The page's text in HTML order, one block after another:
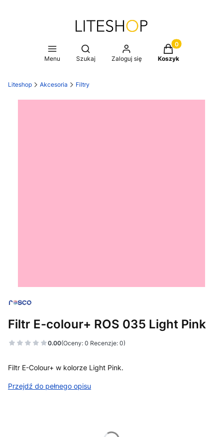
Menu
Otwórz wyszukiwarkę
Szukaj Zaloguj się
Produkty w
Koszyk
Liteshop Akcesoria Filtry
Filtr E-colour+ ROS 035 Light Pink
0.00(Oceny: 0 Recenzje: 0)
Filtr E-Colour+ w kolorze Light Pink.
Przejdź do pełnego opisu